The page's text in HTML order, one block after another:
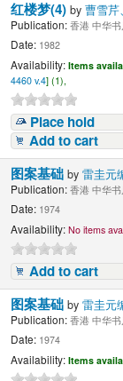
红楼梦(4)by曹雪芹
Publication: 香港 中华
Date: 1982
Availability: Items
4460 v.4] (1),
Place hold
Add to cart
图案基础by雷圭元
Publication: 香港 中华
Date: 1974
Availability: No items
Add to cart
图案基础by雷圭元
Publication: 香港 中华
Date: 1974
Availability: Items